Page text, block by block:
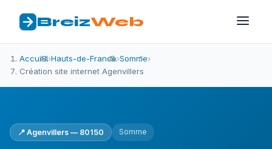
BreizWeb
Accueil›Hauts-de-France›Somme›
Création site internet Agenvillers
📍 Agenvillers — 80150 Somme